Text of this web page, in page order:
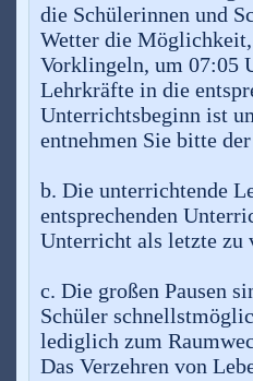
die Schülerinnen und
Wetter die
Vorklingeln, um 07:05
Lehrkräfte in die
Unterrichtsbeginn ist
entnehmen Sie bitte der
b. Die unterrichtende
entsprechenden
Unterricht als letzte zu
c. Die großen Pausen
Schüler
lediglich zum
Das Verzehren von